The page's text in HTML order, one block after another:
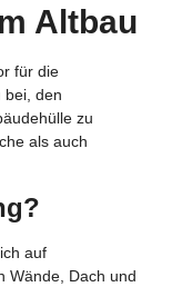
Altbau
für die
bei, den
zu
als auch
auf
Wände, Dach und